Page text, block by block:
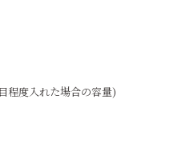
程度入れた場合の容量)